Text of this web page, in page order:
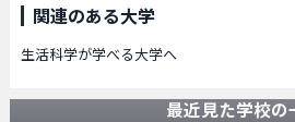
関連のある大学
生活科学が学べる大学へ
最近見た学校の